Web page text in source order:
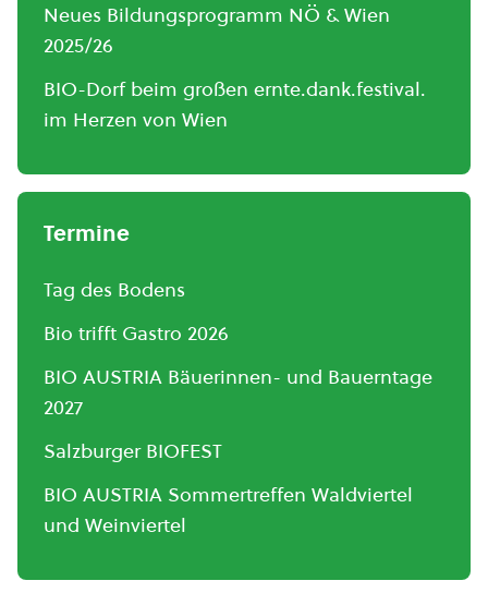
Neues Bildungsprogramm NÖ & Wien
2025/26
BIO-Dorf beim großen ernte.dank.festival.
im Herzen von Wien
Termine
Tag des Bodens
Bio trifft Gastro 2026
BIO AUSTRIA Bäuerinnen- und Bauerntage
2027
Salzburger BIOFEST
BIO AUSTRIA Sommertreffen Waldviertel
und Weinviertel